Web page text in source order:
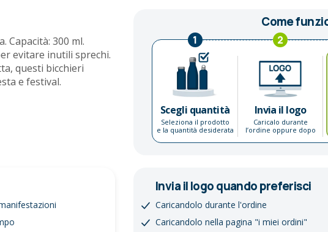
Capacità: 300 ml.
evitare inutili sprechi.
questi bicchieri
e festival.
Come
1
Scegli quantità
Seleziona il prodotto
e la quantità desiderata
2
Invia il logo
Caricalo durante
l’ordine oppure dopo
Invia il logo quando preferisci
Caricandolo durante l'ordine
Caricandolo nella pagina "i miei ordini"